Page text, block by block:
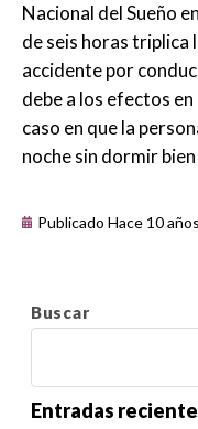
Nacional del Sueño
de seis horas triplica
accidente por
debe a los efectos
caso en que la
noche sin dormir
Publicado Hace 10 años
Buscar
Entradas